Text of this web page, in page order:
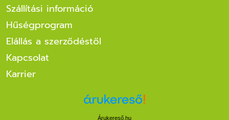
Szállítási információ
Hűségprogram
Elállás a szerződéstől
Kapcsolat
Karrier
Árukereső.hu